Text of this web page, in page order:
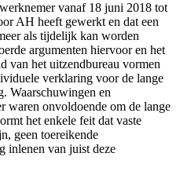
vanaf 18 juni 2018 tot
AH heeft gewerkt en dat een
als tijdelijk kan worden
argumenten hiervoor en het
van het uitzendbureau vormen
verklaring voor de lange
Waarschuwingen en
waren onvoldoende om de lange
het enkele feit dat vaste
geen toereikende
inlenen van juist deze